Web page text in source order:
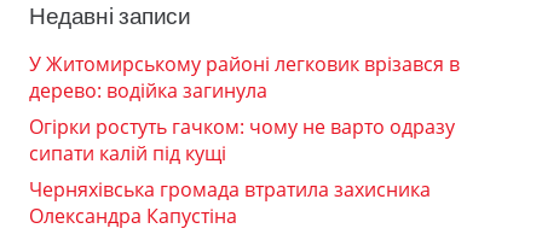
Недавні записи
У Житомирському районі легковик врізався в
дерево: водійка загинула
Огірки ростуть гачком: чому не варто одразу
сипати калій під кущі
Черняхівська громада втратила захисника
Олександра Капустіна